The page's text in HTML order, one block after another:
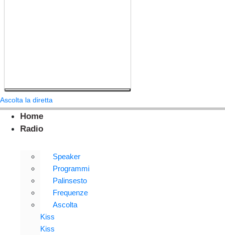
Ascolta la diretta
Home
Radio
Speaker
Programmi
Palinsesto
Frequenze
Ascolta
Kiss
Kiss